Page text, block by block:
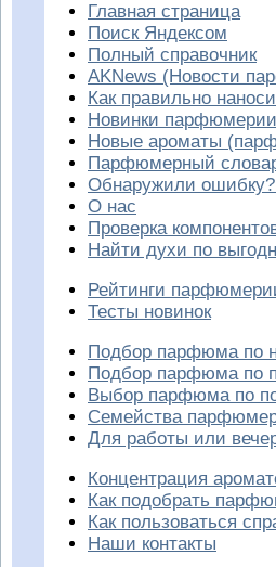
Главная страница
Поиск Яндексом
Полный справочник
AKNews (Новости
Как правильно
Новинки
Новые ароматы
Парфюмерный
Обнаружили
О нас
Проверка
Найти духи по
Рейтинги
Тесты новинок
Подбор парфюма по
Подбор парфюма по
Выбор парфюма по
Семейства
Для работы или
Концентрация
Как подобрать
Как пользоваться
Наши контакты